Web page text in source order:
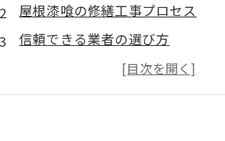
屋根漆喰の修繕工事プロセス
信頼できる業者の選び方
施工後のメンテナンスと点検
安心な住まいのために